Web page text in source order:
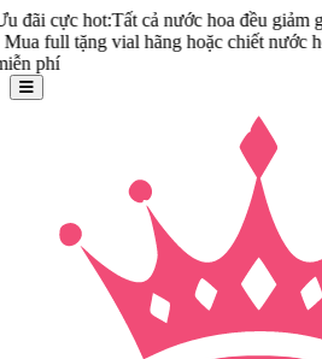
cả nước hoa đều giảm giá 10% -
vial hãng hoặc chiết nước hoa loại